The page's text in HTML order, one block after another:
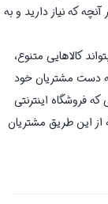
که نیاز دارید و به
کالاهایی متنوع،
دست مشتریان خود
فروشگاه اینترنتی
این طریق مشتریان